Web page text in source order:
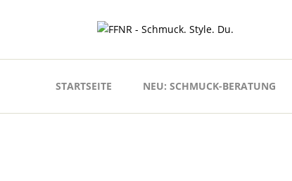
STARTSEITE NEU: SCHMUCK-BERATUNG